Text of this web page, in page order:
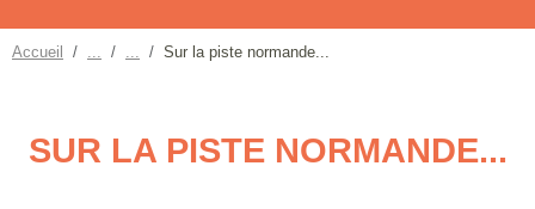
Accueil Sur la piste normande...
SUR LA PISTE NORMANDE...